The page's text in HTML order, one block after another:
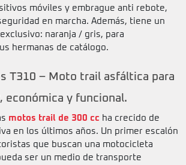
móviles y embrague anti rebote,
en marcha. Además, tiene un
naranja / gris, para
hermanas de catálogo.
T310 – Moto trail asfáltica para
económica y funcional.
motos trail de 300 cc ha crecido de
en los últimos años. Un primer escalón
que buscan una motocicleta
ser un medio de transporte